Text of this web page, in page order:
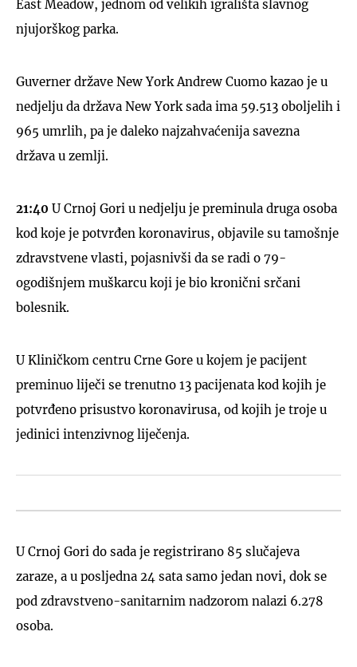
East Meadow, jednom od velikih igrališta slavnog
njujorškog parka.
Guverner države New York Andrew Cuomo kazao je u
nedjelju da država New York sada ima 59.513 oboljelih i
965 umrlih, pa je daleko najzahvaćenija savezna
država u zemlji.
21:40 U Crnoj Gori u nedjelju je preminula druga osoba
kod koje je potvrđen koronavirus, objavile su tamošnje
zdravstvene vlasti, pojasnivši da se radi o 79-
ogodišnjem muškarcu koji je bio kronični srčani
bolesnik.
U Kliničkom centru Crne Gore u kojem je pacijent
preminuo liječi se trenutno 13 pacijenata kod kojih je
potvrđeno prisustvo koronavirusa, od kojih je troje u
jedinici intenzivnog liječenja.
U Crnoj Gori do sada je registrirano 85 slučajeva
zaraze, a u posljedna 24 sata samo jedan novi, dok se
pod zdravstveno-sanitarnim nadzorom nalazi 6.278
osoba.